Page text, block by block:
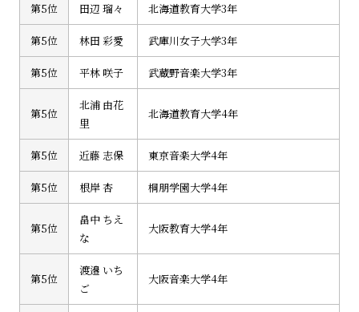
第5位 田辺 瑠々 北海道教育大学3年
第5位 林田 彩愛 武庫川女子大学3年
第5位 平林 咲子 武蔵野音楽大学3年
第5位
北浦 由花
里
北海道教育大学4年
第5位 近藤 志保 東京音楽大学4年
第5位 根岸 杏 桐朋学園大学4年
第5位
畠中 ちえ
な
大阪教育大学4年
第5位
渡邉 いち
ご
大阪音楽大学4年